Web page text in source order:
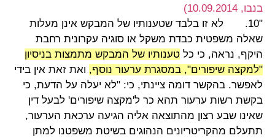
בנבו, 10.09.2014)
"10. לא זו בלבד שטענותיו של המבקש אינן מעלות
שאלה משפטית כבדת משקל או סוגיה עקרונית רחבת
היקף, נראה, כי כל טענותיו של המבקש מתמצות בניסיון
"למקצה שיפורים", במסגרת ערעור נוסף, ואת זאת אין בידי
לאפשר. בהקשר דומה ציינתי, כי: "לא יעלה על הדעת, כי
בקשת רשות ערעור תהא כר ל'מקצה שיפורים' לבעל דין
שאינו שבע רצון מהתוצאה אליה הגיעה ערכאת הערעור,
תתעלם מהקריטריונים הנהוגים בשיטת משפטנו למתן